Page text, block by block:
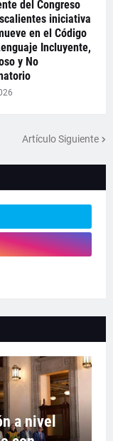
del Congreso
iniciativa
en el Código
Incluyente,
y No
Artículo Siguiente
a nivel